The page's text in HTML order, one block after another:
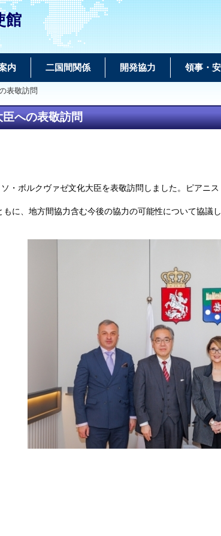
館
内 二国間関係 開発協力 領事・
表敬訪問
への表敬訪問
・ボルクヴァゼ文化大臣を表敬訪問しました。ピアニス
もに 、地方間協力含む今後の協力の可能性について協